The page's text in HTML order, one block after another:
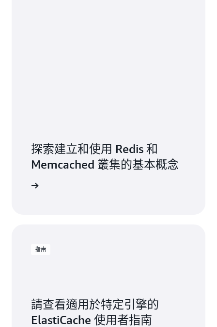
探索建立和使用 Redis 和
Memcached 叢集的基本概念
指南
請查看適用於特定引擎的
ElastiCache 使用者指南